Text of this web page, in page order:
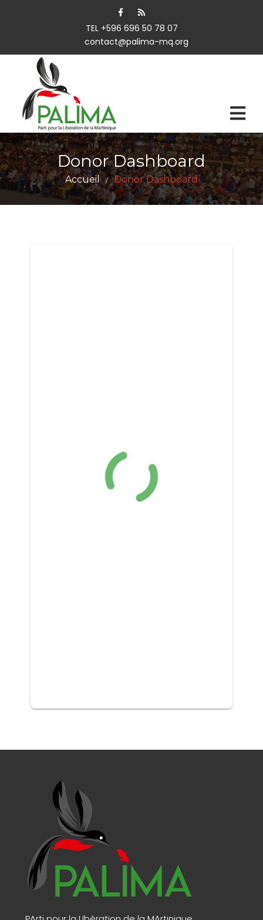
TEL +596 696 50 78 07
contact@palima-mq.org
Donor Dashboard
Accueil / Donor Dashboard